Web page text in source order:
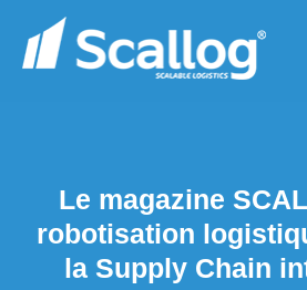
Le magazine
robotisation
la Supply Chain